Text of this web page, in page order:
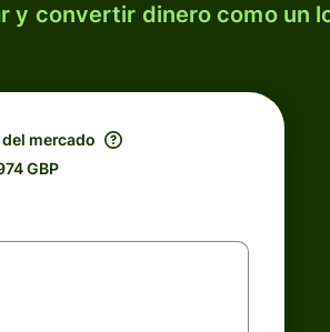
y convertir dinero como un
mercado
GBP